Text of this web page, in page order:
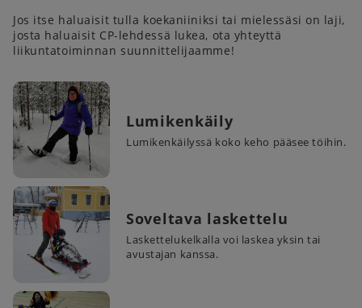
Jos itse haluaisit tulla koekaniiniksi tai mielessäsi on laji,
josta haluaisit CP-lehdessä lukea, ota yhteyttä
liikuntatoiminnan suunnittelijaamme!
Lumikenkäily
Lumikenkäilyssä koko keho pääsee töihin.
Soveltava laskettelu
Laskettelukelkalla voi laskea yksin tai
avustajan kanssa.